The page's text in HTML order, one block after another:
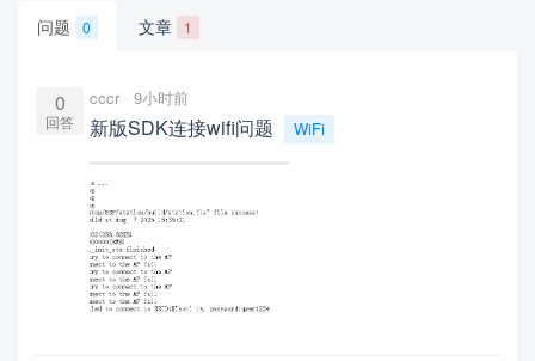
问题 0 文章 1
0
回答
cccr 9小时前
新版SDK连接wifi问题 WiFi